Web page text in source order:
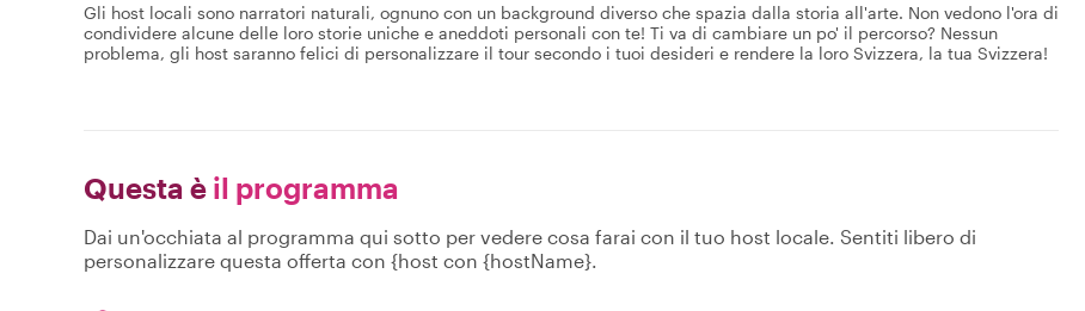
Gli host locali sono narratori naturali, ognuno con un background diverso che spazia dalla storia all'arte. Non vedono l'ora di
condividere alcune delle loro storie uniche e aneddoti personali con te! Ti va di cambiare un po' il percorso? Nessun
problema, gli host saranno felici di personalizzare il tour secondo i tuoi desideri e rendere la loro Svizzera, la tua Svizzera!
Questa è il programma
Dai un'occhiata al programma qui sotto per vedere cosa farai con il tuo host locale. Sentiti libero di
personalizzare questa offerta con {host con {hostName}.